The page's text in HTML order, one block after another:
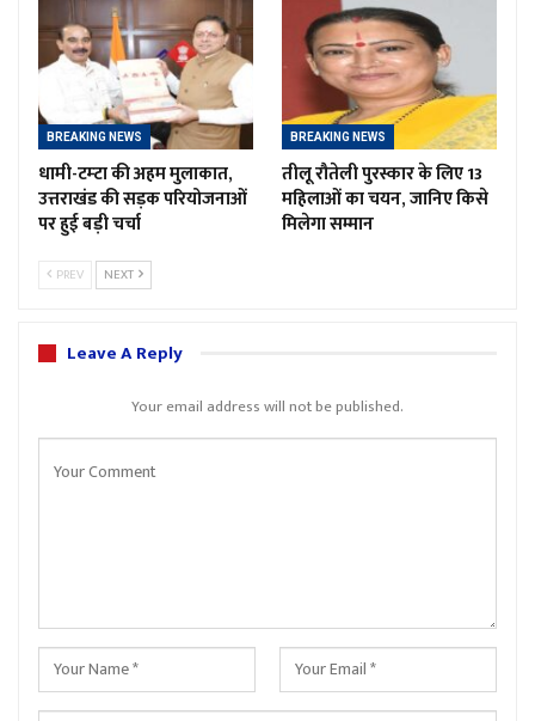
BREAKING NEWS
धामी-टम्टा की अहम मुलाकात,
उत्तराखंड की सड़क परियोजनाओं
पर हुई बड़ी चर्चा
BREAKING NEWS
तीलू रौतेली पुरस्कार के लिए 13
महिलाओं का चयन, जानिए किसे
मिलेगा सम्मान
PREV NEXT
Leave A Reply
Your email address will not be published.